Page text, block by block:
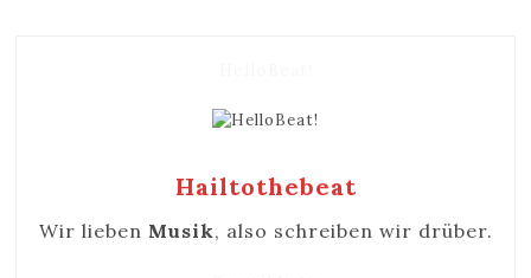
Hailtothebeat
Wir lieben Musik, also schreiben wir drüber.